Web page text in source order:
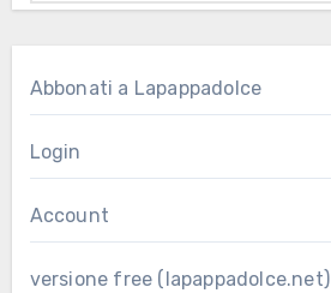
Abbonati a Lapappadolce
Login
Account
versione free (lapappadolce.net)